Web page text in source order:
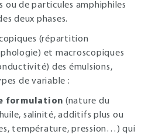
ou de particules amphiphiles
deux phases.
(répartition
et macroscopiques
des émulsions,
de variable :
formulation (nature du
salinité, additifs plus ou
température, pression…) qui